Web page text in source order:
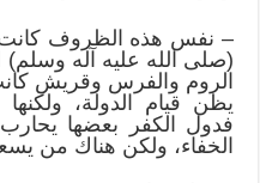
– نفس هذه الظروف كانت
(صلى الله عليه آله وسلم)
الروم والفرس وقريش
يظن قيام الدولة،
فدول الكفر بعضها يحارب
الخفاء، ولكن هناك من